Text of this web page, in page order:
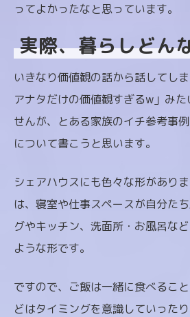
ってよかったなと思っています。
実際、暮らしどん
いきなり価値観の話から話してし
アナタだけの価値観すぎるw」み
せんが、とある家族のイチ参考事
について書こうと思います。
シェアハウスにも色々な形があり
は、寝室や仕事スペースが自分た
グやキッチン、洗面所・お風呂な
ような形です。
ですので、ご飯は一緒に食べるこ
どはタイミングを意識していったり